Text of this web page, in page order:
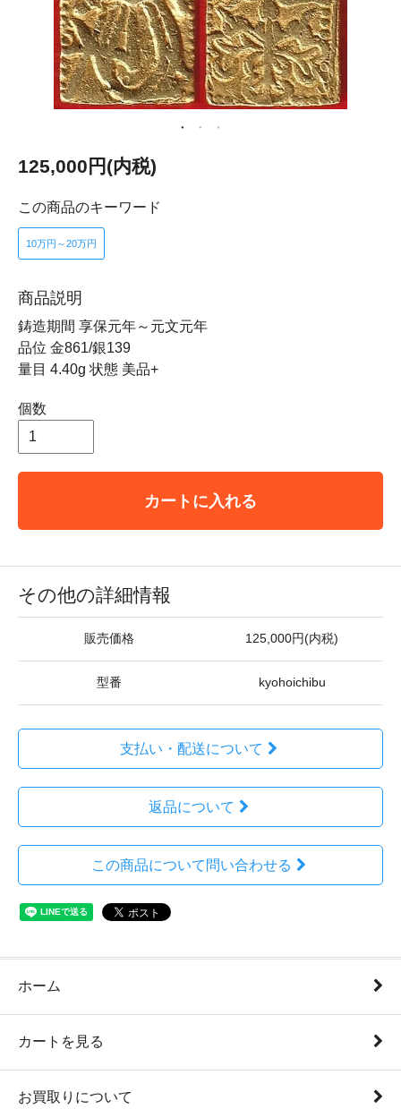
125,000円(内税)
この商品のキーワード
10万円～20万円
商品説明
鋳造期間 享保元年～元文元年
品位 金861/銀139
量目 4.40g 状態 美品+
個数
カートに入れる
その他の詳細情報
販売価格 125,000円(内税)
型番 kyohoichibu
支払い・配送について
返品について
この商品について問い合わせる
ホーム
カートを見る
お買取りについて